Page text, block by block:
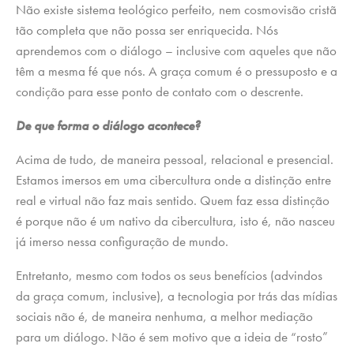
Não existe sistema teológico perfeito, nem cosmovisão cristã
tão completa que não possa ser enriquecida. Nós
aprendemos com o diálogo – inclusive com aqueles que não
têm a mesma fé que nós. A graça comum é o pressuposto e a
condição para esse ponto de contato com o descrente.
De que forma o diálogo acontece?
Acima de tudo, de maneira pessoal, relacional e presencial.
Estamos imersos em uma cibercultura onde a distinção entre
real e virtual não faz mais sentido. Quem faz essa distinção
é porque não é um nativo da cibercultura, isto é, não nasceu
já imerso nessa configuração de mundo.
Entretanto, mesmo com todos os seus benefícios (advindos
da graça comum, inclusive), a tecnologia por trás das mídias
sociais não é, de maneira nenhuma, a melhor mediação
para um diálogo. Não é sem motivo que a ideia de “rosto”